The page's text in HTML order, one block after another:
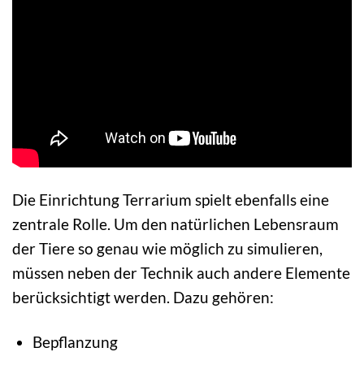
Die Einrichtung Terrarium spielt ebenfalls eine
zentrale Rolle. Um den natürlichen Lebensraum
der Tiere so genau wie möglich zu simulieren,
müssen neben der Technik auch andere Elemente
berücksichtigt werden. Dazu gehören:
Bepflanzung